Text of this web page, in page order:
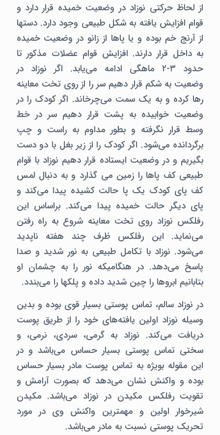
از لحاظ حرکتی نوزاد در وضعیت خمیده قرار دارد و
قوام افزایش یافته به شکل طبیعی وجود دارد. دستها
از آرنج خم بوده و یا پاها از زانو در وضعیت خمیده
به داخل قرار دارند. افزایش قوام عضلات مذکور تا
حدود ۳-۲ ماهگی ادامه می‌یابد. اگر نوزاد در
وضعیت به شکم قرار دهیم سر را از روی تخت معاینه
رها کرده و به یک سمت می‌چرخاند. اگر کودک را در
وضعیت خوابیده به پشت قرار دهیم سر در خط
وسط قرار نگرفته و بطور مداوم به راست و چپ
برگردانده می‌شود. اگر کودک را از زیر بغل با دو دست
بگیریم و در وضعیت ایستاده قرار دهیم نوزاد با قوام
طبیعی کف پاها را زمین می گذارد و به دنبال لمس
کف پای کودک یک پا حالت کشیده پیدا می‌کند و
پای دیگر حالت خمیده پیدا می‌کند. براساس این
رفلکس نوزاد روی تخت معاینه شروع به راه رفتن
می‌نماید. این رفلکس ظرف چند هفته ناپدید
می‌شود. نوزاد با تکامل طبیعی به نور شدید و صدا
پاسخ می‌دهد. در هنگامیکه نور را به چشمان او
بتابانیم ابروها را چین شدید داده و پلکها را می‌بندد.
در نوزاد سالم، تماس پوستی بسیار قوی بوده و بدین
وسیله نوزاد اولین یافته‌های خود را از طریق پوست
دریافت می‌کند. نوزاد به گرمی، سردی، نرمی، و
سختی تماس پوستی بسیار حساس می‌باشد و در
این مقوله بویژه به تماس پوست مادر بسیار حساس
بوده و واکنش نشان می‌دهد که بصورت آرامش و
تقویت رفلکس مکیدن در نوزاد می‌باشد. مکیدن
شیرخوار اولین و مهمترین واکنش وی در مورد
تحریک پوستی نسبت به مادر می‌باشد.